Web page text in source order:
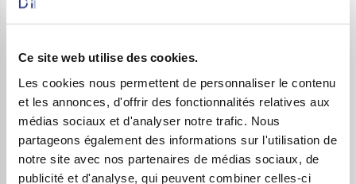
Ce site web utilise des cookies.
Les cookies nous permettent de personnaliser le contenu
et les annonces, d'offrir des fonctionnalités relatives aux
médias sociaux et d'analyser notre trafic. Nous
partageons également des informations sur l'utilisation de
notre site avec nos partenaires de médias sociaux, de
publicité et d'analyse, qui peuvent combiner celles-ci
nécessaire, mais ne favorise naturellement pas la
changements de fond, de véritables réformes, de
grands remaniements, des remises en question
intelligentes… bref, tout un ensemble de choses qui ne
semblent absolument pas à la portée des dirigeants